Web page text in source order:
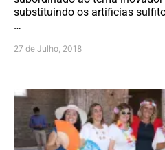
substituindo os artificias
…
27 de Julho, 2018